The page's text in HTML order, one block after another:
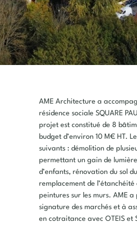
AME Architecture a
résidence sociale SQUARE
projet est constitué de 8
budget d’environ 10 M€ HT.
suivants : démolition de
permettant un gain de
d’enfants, rénovation du sol
remplacement de
peintures sur les murs. AME
signature des marchés et à
en cotraitance avec OTEIS et